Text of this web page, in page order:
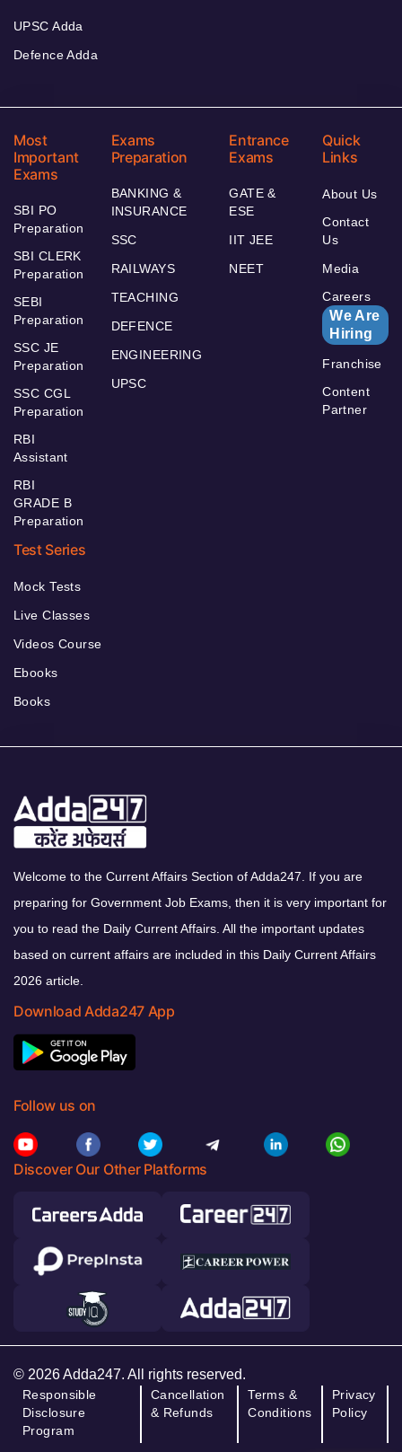
UPSC Adda
Defence Adda
Most
Important
Exams
SBI PO
Preparation
SBI CLERK
Preparation
SEBI
Preparation
SSC JE
Preparation
SSC CGL
Preparation
RBI
Assistant
RBI
GRADE B
Preparation
Exams
Preparation
BANKING &
INSURANCE
SSC
RAILWAYS
TEACHING
DEFENCE
ENGINEERING
UPSC
Entrance
Exams
GATE &
ESE
IIT JEE
NEET
Quick
Links
About Us
Contact
Us
Media
Careers
We Are
Hiring
Franchise
Content
Partner
Test Series
Mock Tests
Live Classes
Videos Course
Ebooks
Books
Welcome to the Current Affairs Section of Adda247. If you are
preparing for Government Job Exams, then it is very important for
you to read the Daily Current Affairs. All the important updates
based on current affairs are included in this Daily Current Affairs
2026 article.
Download Adda247 App
Follow us on
Discover Our Other Platforms
© 2026 Adda247. All rights reserved.
Responsible
Disclosure
Program
Cancellation
& Refunds
Terms &
Conditions
Privacy
Policy